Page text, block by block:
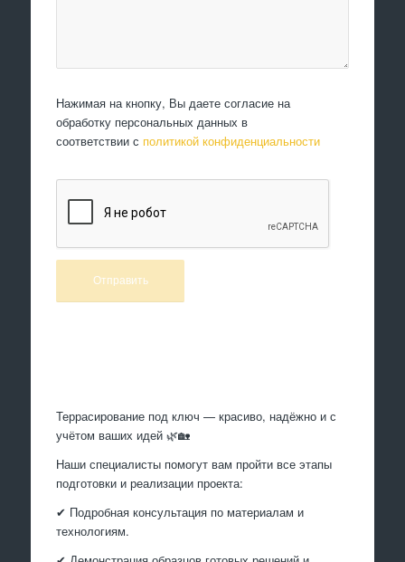
Нажимая на кнопку, Вы даете согласие на
обработку персональных данных в
соответствии с политикой конфиденциальности
Террасирование под ключ — красиво, надёжно и с
учётом ваших идей 🌿🏡
Наши специалисты помогут вам пройти все этапы
подготовки и реализации проекта:
✔ Подробная консультация по материалам и
технологиям.